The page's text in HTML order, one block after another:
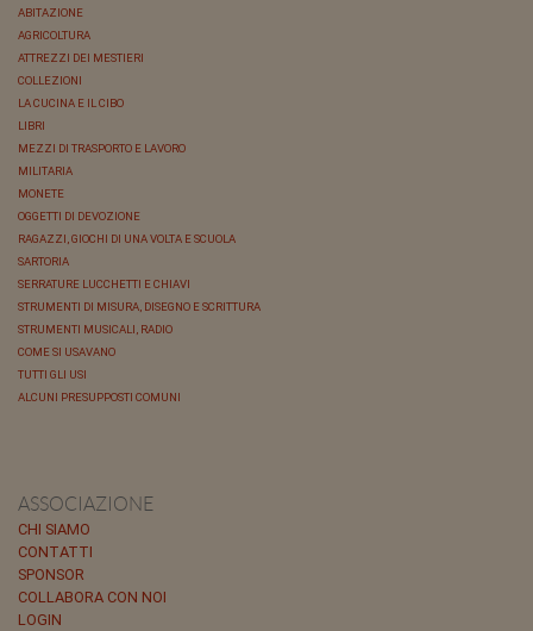
ABITAZIONE
AGRICOLTURA
ATTREZZI DEI MESTIERI
COLLEZIONI
LA CUCINA E IL CIBO
LIBRI
MEZZI DI TRASPORTO E LAVORO
MILITARIA
MONETE
OGGETTI DI DEVOZIONE
RAGAZZI, GIOCHI DI UNA VOLTA E SCUOLA
SARTORIA
SERRATURE LUCCHETTI E CHIAVI
STRUMENTI DI MISURA, DISEGNO E SCRITTURA
STRUMENTI MUSICALI, RADIO
COME SI USAVANO
TUTTI GLI USI
ALCUNI PRESUPPOSTI COMUNI
ASSOCIAZIONE
CHI SIAMO
CONTATTI
SPONSOR
COLLABORA CON NOI
LOGIN